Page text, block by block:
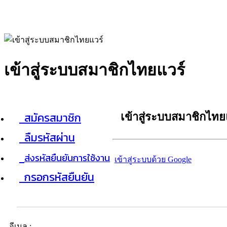
เข้าสู่ระบบสมาชิกไทยแวร์
สมัครสมาชิก
ลืมรหัสผ่าน
ส่งรหัสยืนยันการใช้งาน
กรอกรหัสยืนยัน
เข้าสู่ระบบสมาชิกไท
เข้าสู่ระบบด้วย Google